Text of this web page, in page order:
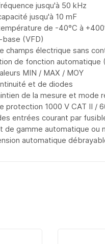
jusqu'à 50 kHz
jusqu'à 10 mF
de -40°C à
(VFD)
champs électrique sans
de fonction automatique
MIN / MAX / MOY
et de diodes
de la mesure et mode
protection 1000 V CAT II /
entrées courant par
de gamme automatique ou
automatique